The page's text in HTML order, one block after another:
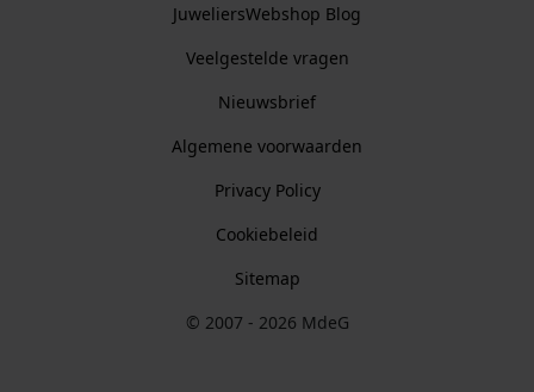
JuweliersWebshop Blog
Veelgestelde vragen
Nieuwsbrief
Algemene voorwaarden
Privacy Policy
Cookiebeleid
Sitemap
© 2007 - 2026 MdeG